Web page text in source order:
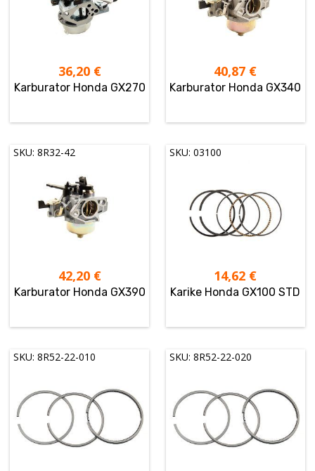
36,20 €
Karburator Honda GX270
40,87 €
Karburator Honda GX340
SKU: 8R32-42
42,20 €
Karburator Honda GX390
SKU: 03100
14,62 €
Karike Honda GX100 STD
SKU: 8R52-22-010 SKU: 8R52-22-020